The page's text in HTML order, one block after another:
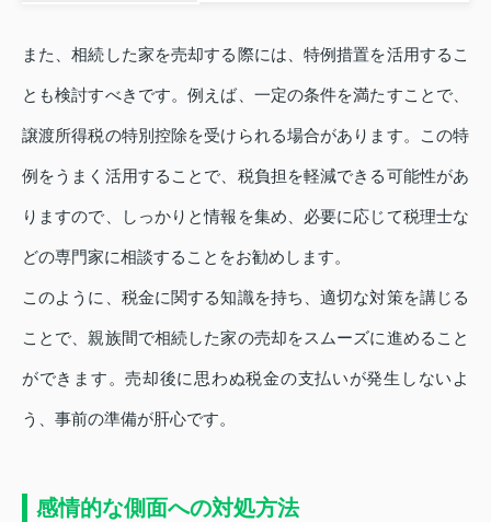
また、相続した家を売却する際には、特例措置を活用するこ
とも検討すべきです。例えば、一定の条件を満たすことで、
譲渡所得税の特別控除を受けられる場合があります。この特
例をうまく活用することで、税負担を軽減できる可能性があ
りますので、しっかりと情報を集め、必要に応じて税理士な
どの専門家に相談することをお勧めします。
このように、税金に関する知識を持ち、適切な対策を講じる
ことで、親族間で相続した家の売却をスムーズに進めること
ができます。売却後に思わぬ税金の支払いが発生しないよ
う、事前の準備が肝心です。
感情的な側面への対処方法